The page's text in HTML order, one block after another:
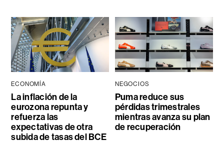
ECONOMÍA
La inflación de la
eurozona repunta y
refuerza las
expectativas de otra
subida de tasas del BCE
NEGOCIOS
Puma reduce sus
pérdidas trimestrales
mientras avanza su plan
de recuperación